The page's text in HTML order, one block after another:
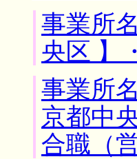
事業所
央区 】
事業所
京都中
合職（